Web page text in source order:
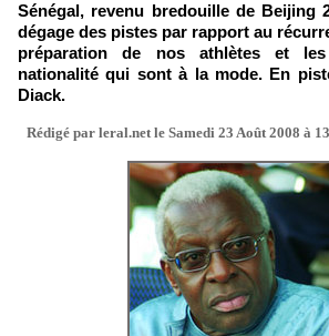
Sénégal, revenu bredouille de Beijing
dégage des pistes par rapport au
préparation de nos athlètes et les
nationalité qui sont à la mode. En
Diack.
Rédigé par leral.net le Samedi 23 Août 2008 à